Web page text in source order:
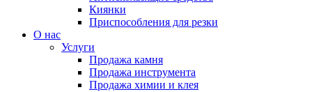
Киянки
Приспособления для резки
О нас
Услуги
Продажа камня
Продажа инструмента
Продажа химии и клея